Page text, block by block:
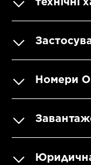
Номери